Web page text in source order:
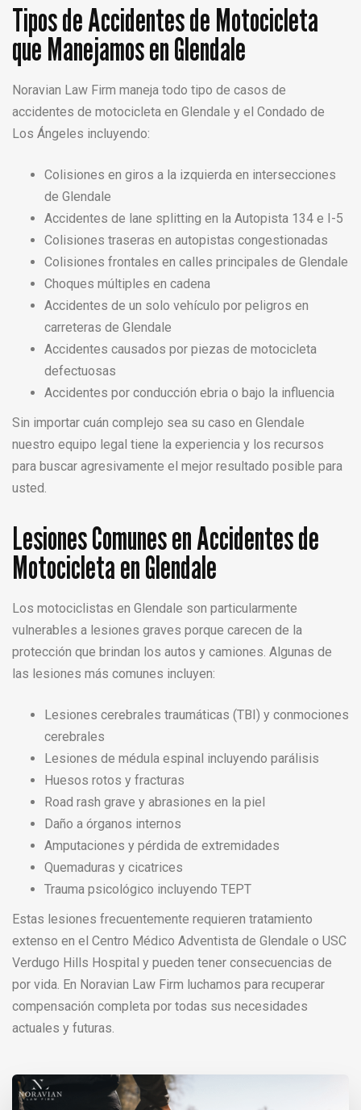
Tipos de Accidentes de Motocicleta
que Manejamos en Glendale
Noravian Law Firm maneja todo tipo de casos de
accidentes de motocicleta en Glendale y el Condado de
Los Ángeles incluyendo:
Colisiones en giros a la izquierda en intersecciones
de Glendale
Accidentes de lane splitting en la Autopista 134 e I-5
Colisiones traseras en autopistas congestionadas
Colisiones frontales en calles principales de Glendale
Choques múltiples en cadena
Accidentes de un solo vehículo por peligros en
carreteras de Glendale
Accidentes causados por piezas de motocicleta
defectuosas
Accidentes por conducción ebria o bajo la influencia
Sin importar cuán complejo sea su caso en Glendale
nuestro equipo legal tiene la experiencia y los recursos
para buscar agresivamente el mejor resultado posible para
usted.
Lesiones Comunes en Accidentes de
Motocicleta en Glendale
Los motociclistas en Glendale son particularmente
vulnerables a lesiones graves porque carecen de la
protección que brindan los autos y camiones. Algunas de
las lesiones más comunes incluyen:
Lesiones cerebrales traumáticas (TBI) y conmociones
cerebrales
Lesiones de médula espinal incluyendo parálisis
Huesos rotos y fracturas
Road rash grave y abrasiones en la piel
Daño a órganos internos
Amputaciones y pérdida de extremidades
Quemaduras y cicatrices
Trauma psicológico incluyendo TEPT
Estas lesiones frecuentemente requieren tratamiento
extenso en el Centro Médico Adventista de Glendale o USC
Verdugo Hills Hospital y pueden tener consecuencias de
por vida. En Noravian Law Firm luchamos para recuperar
compensación completa por todas sus necesidades
actuales y futuras.